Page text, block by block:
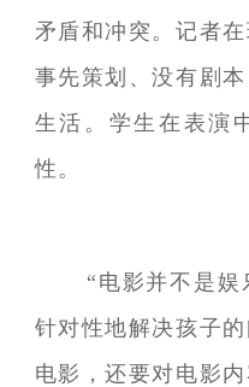
矛盾和冲突。记者
事先策划、没有剧
生活。学生在表演
性。
“电影并不是
针对性地解决孩子
电影，还要对电影